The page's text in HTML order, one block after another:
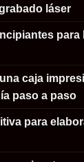
láser
caja
paso a paso
para